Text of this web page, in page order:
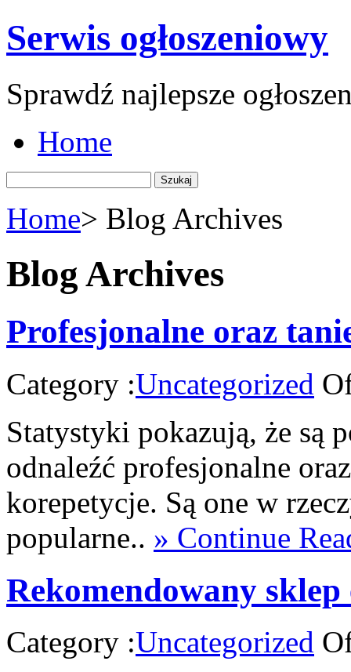
Serwis ogłoszeniowy
Sprawdź najlepsze
Home
Home> Blog Archives
Blog Archives
Profesjonalne oraz
Category :Uncategorized
Statystyki pokazują, że są
odnaleźć profesjonalne
korepetycje. Są one w
popularne.. » Continue
Rekomendowany
Category :Uncategorized